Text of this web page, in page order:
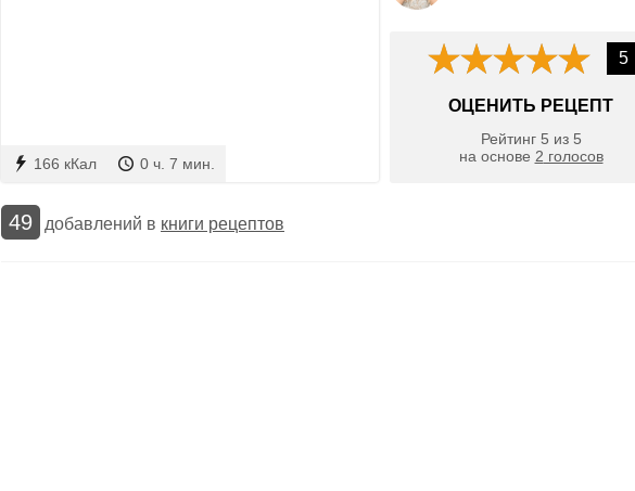
166 кКал 0 ч. 7 мин.
5
ОЦЕНИТЬ РЕЦЕПТ
Рейтинг 5 из 5
на основе 2 голосов
49 добавлений в книги рецептов